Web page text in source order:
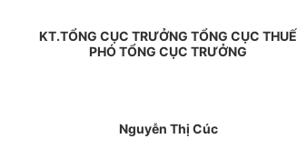
KT.TỔNG CỤC TRƯỞNG TỔNG CỤC THUẾ
PHÓ TỔNG CỤC TRƯỞNG
Nguyễn Thị Cúc